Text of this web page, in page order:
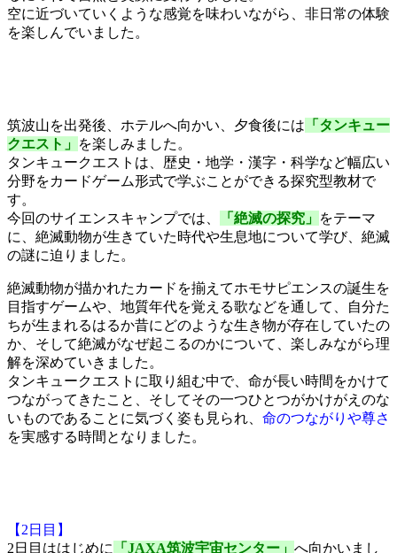
空に近づいていくような感覚を味わいながら、非日常の体験
を楽しんでいました。
筑波山を出発後、ホテルへ向かい、夕食後には 「タンキュー
クエスト」
を楽しみました。
タンキュークエストは、歴史・地学・漢字・科学など幅広い
分野をカードゲーム形式で学ぶことができる探究型教材で
す。
今回のサイエンスキャンプでは、
「絶滅の探究」
をテーマ
に、絶滅動物が生きていた時代や生息地について学び、絶滅
の謎に迫りました。
絶滅動物が描かれたカードを揃えてホモサピエンスの誕生を
目指すゲームや、地質年代を覚える歌などを通して、自分た
ちが生まれるはるか昔にどのような生き物が存在していたの
か、そして絶滅がなぜ起こるのかについて、楽しみながら理
解を深めていきました。
タンキュークエストに取り組む中で、命が長い時間をかけて
つながってきたこと、そしてその一つひとつがかけがえのな
いものであることに気づく姿も見られ、 命のつながりや尊さ
を実感する時間となりました。
【2日目】
2日目ははじめに
「JAXA筑波宇宙センター」 へ向かいまし